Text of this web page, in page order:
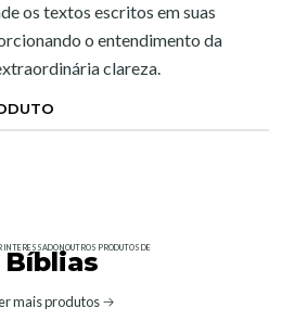
os textos escritos em suas
o entendimento da
clareza.
INTERESSADO NOUTROS PRODUTOS DE
Bíblias
mais produtos